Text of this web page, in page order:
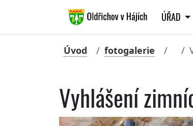
ÚŘAD
Úvod fotogalerie
Vyhlášení